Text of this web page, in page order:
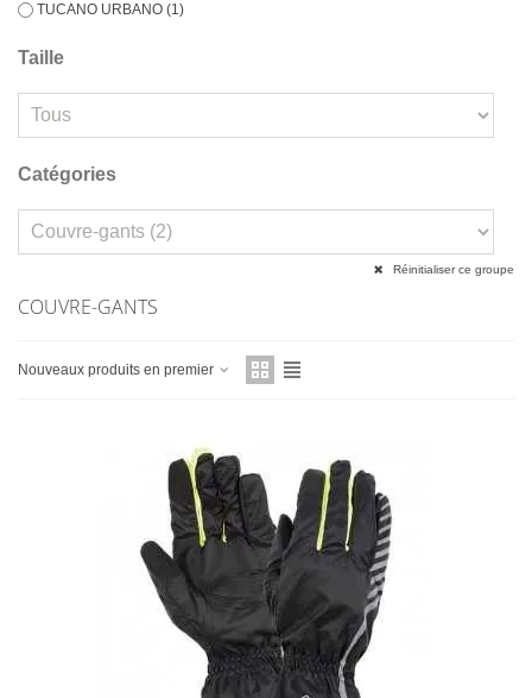
TUCANO URBANO (1)
Taille
Catégories
Réinitialiser ce groupe
COUVRE-GANTS
Nouveaux produits en premier